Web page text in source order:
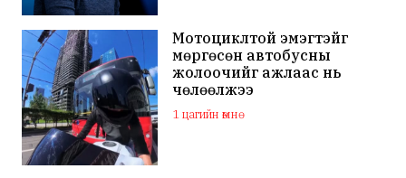
Мотоциклтой эмэгтэйг
мөргөсөн автобусны
жолоочийг ажлаас нь
чөлөөлжээ
1 цагийн өмнө